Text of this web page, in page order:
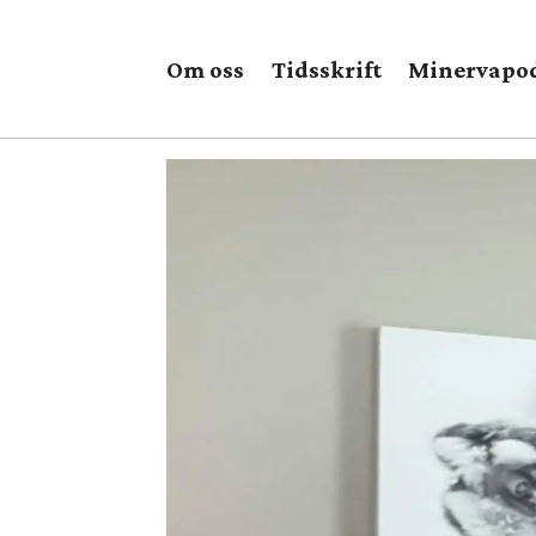
Om oss Tidsskrift